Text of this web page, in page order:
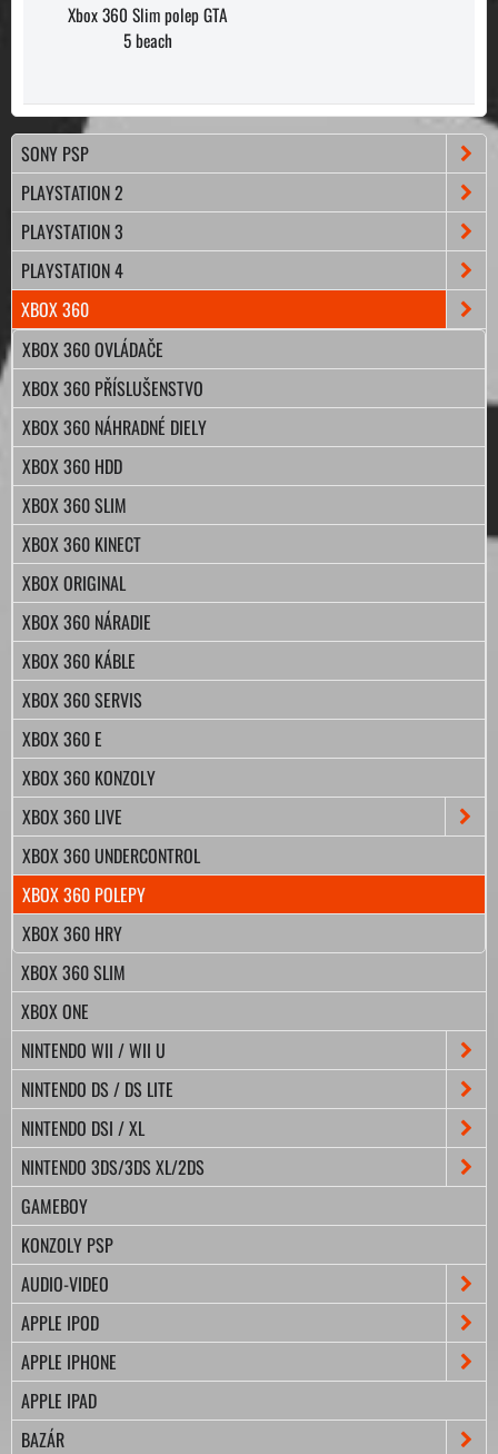
Xbox 360 Slim polep GTA
5 beach
SONY PSP
PLAYSTATION 2
PLAYSTATION 3
PLAYSTATION 4
XBOX 360
XBOX 360 OVLÁDAČE
XBOX 360 PŘÍSLUŠENSTVO
XBOX 360 NÁHRADNÉ DIELY
XBOX 360 HDD
XBOX 360 SLIM
XBOX 360 KINECT
XBOX ORIGINAL
XBOX 360 NÁRADIE
XBOX 360 KÁBLE
XBOX 360 SERVIS
XBOX 360 E
XBOX 360 KONZOLY
XBOX 360 LIVE
XBOX 360 UNDERCONTROL
XBOX 360 POLEPY
XBOX 360 HRY
XBOX 360 SLIM
XBOX ONE
NINTENDO WII / WII U
NINTENDO DS / DS LITE
NINTENDO DSI / XL
NINTENDO 3DS/3DS XL/2DS
GAMEBOY
KONZOLY PSP
AUDIO-VIDEO
APPLE IPOD
APPLE IPHONE
APPLE IPAD
BAZÁR